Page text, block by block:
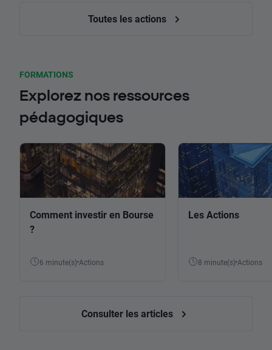
Toutes les actions
FORMATIONS
Explorez nos ressources
pédagogiques
Comment investir en Bourse
?
6 minute(s) Actions
Les Actions
8 minute(s) Actions
Consulter les articles